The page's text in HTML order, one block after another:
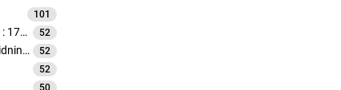
101
Stockholms weckoblad (Stockholm : 1745)
52
Anmärckningar wid Swenske posttidningarne
52
52
50